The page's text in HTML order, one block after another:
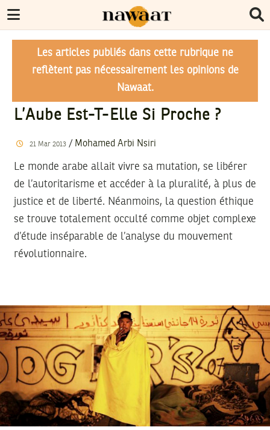
Les articles publiés dans cette rubrique ne
reflètent pas nécessairement les opinions de
Nawaat.
L’Aube Est-T-Elle Si Proche ?
21 Mar 2013/ Mohamed Arbi Nsiri
Le monde arabe allait vivre sa mutation, se libérer
de l’autoritarisme et accéder à la pluralité, à plus de
justice et de liberté. Néanmoins, la question éthique
se trouve totalement occulté comme objet complexe
d’étude inséparable de l’analyse du mouvement
révolutionnaire.